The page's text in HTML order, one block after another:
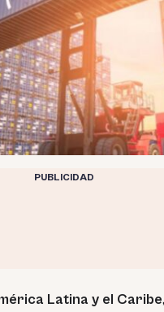
PUBLICIDAD
Latina y el Caribe